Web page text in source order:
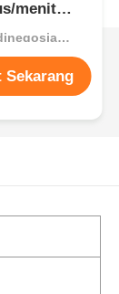
menit
Harga：Bisa dinegosiasikan
Sekarang